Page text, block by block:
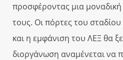
προσφέροντας μια
τους. Οι πόρτες του
και η εμφάνιση του ΛΕΞ θα
διοργάνωση αναμένεται να